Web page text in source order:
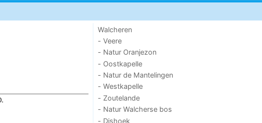
Walcheren
- Veere
- Natur Oranjezon
- Oostkapelle
- Natur de Mantelingen
- Westkapelle
- Zoutelande
- Natur Walcherse bos
- Dishoek